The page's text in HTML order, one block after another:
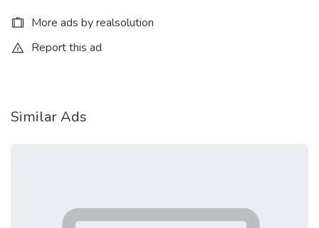
More ads by realsolution
Report this ad
Similar Ads